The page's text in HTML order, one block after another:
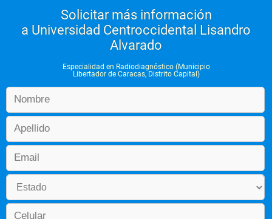
Solicitar más información
a Universidad Centroccidental Lisandro
Alvarado
Especialidad en Radiodiagnóstico (Municipio
Libertador de Caracas, Distrito Capital)